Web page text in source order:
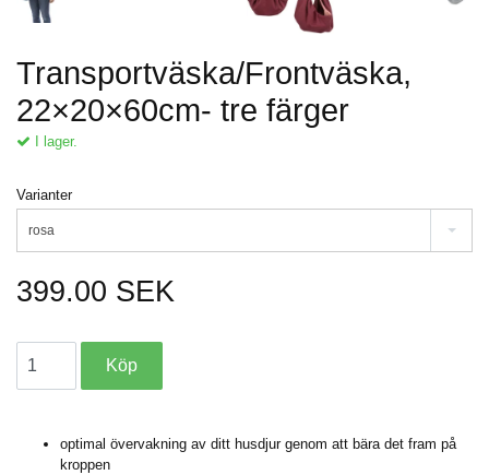
Transportväska/Frontväska,
22×20×60cm- tre färger
I lager.
Varianter
rosa
399.00 SEK
optimal övervakning av ditt husdjur genom att bära det fram på
kroppen